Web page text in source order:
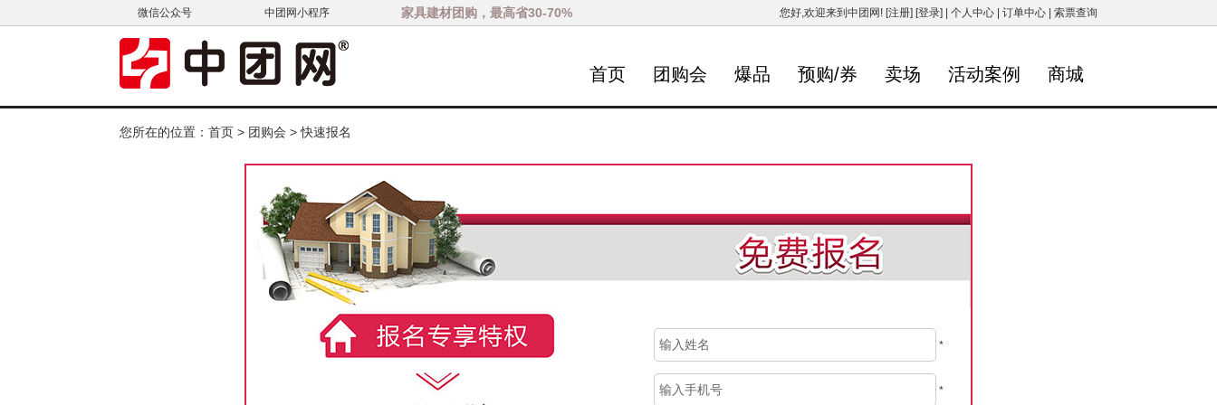
微信公众号 中团网小程序 家具建材团购，最高省30-70% 您好,欢迎来到中团网! [注册] [登录] 个人中心 订单中心 索票查询
首页 团购会 爆品 预购/券 卖场 活动案例 商城
您所在的位置： 首页 > 团购会 > 快速报名
*
*